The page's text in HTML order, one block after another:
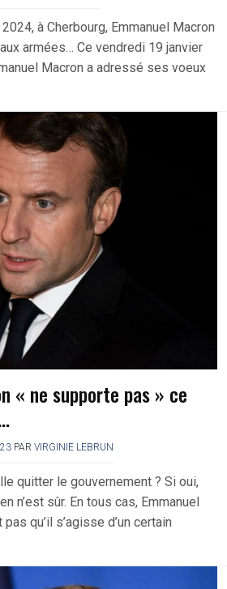
à Cherbourg, Emmanuel Macron
armées… Ce vendredi 19 janvier
Macron a adressé ses voeux
« ne supporte pas » ce
PAR VIRGINIE LEBRUN
quitter le gouvernement ? Si oui,
n’est sûr. En tous cas, Emmanuel
qu’il s’agisse d’un certain